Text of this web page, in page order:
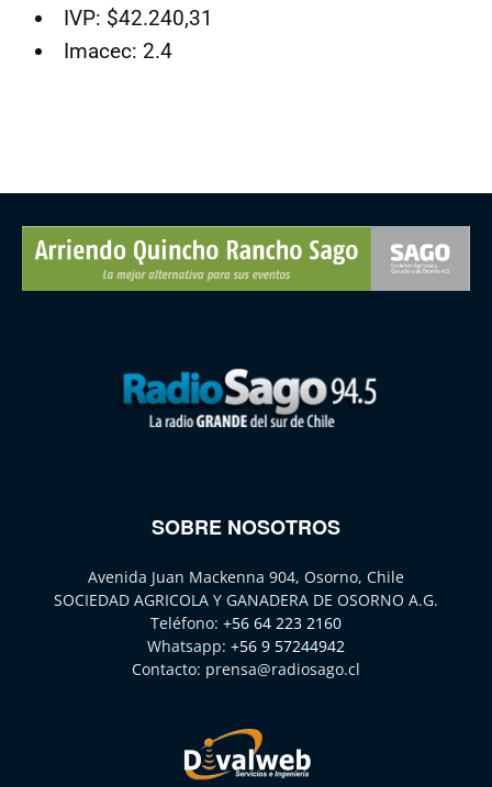
IVP: $42.240,31
Imacec: 2.4
SOBRE NOSOTROS
Avenida Juan Mackenna 904, Osorno, Chile
SOCIEDAD AGRICOLA Y GANADERA DE OSORNO A.G.
Teléfono: +56 64 223 2160
Whatsapp: +56 9 57244942
Contacto: prensa@radiosago.cl